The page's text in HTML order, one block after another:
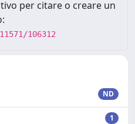
per citare o creare un
106312
ND
1